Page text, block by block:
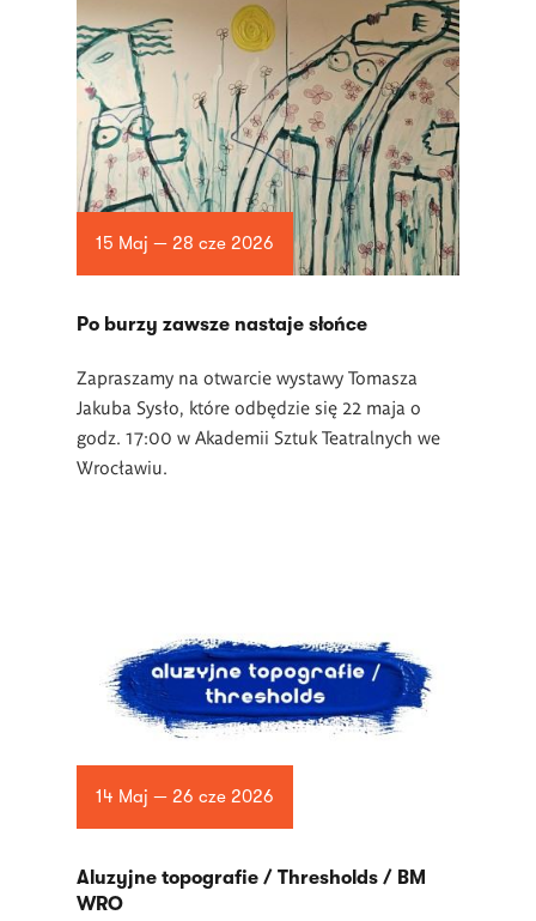
15 Maj — 28 cze 2026
Po burzy zawsze nastaje słońce
Zapraszamy na otwarcie wystawy Tomasza
Jakuba Sysło, które odbędzie się 22 maja o
godz. 17:00 w Akademii Sztuk Teatralnych we
Wrocławiu.
14 Maj — 26 cze 2026
Aluzyjne topografie / Thresholds / BM
WRO